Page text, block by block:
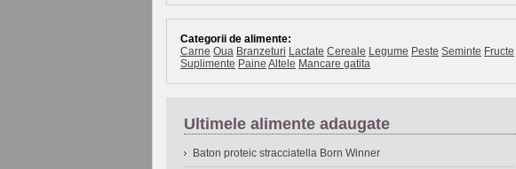
Categorii de alimente:
Carne Oua Branzeturi Lactate Cereale Legume Peste Seminte Fructe
Suplimente Paine Altele Mancare gatita
Ultimele alimente adaugate
Baton proteic stracciatella Born Winner